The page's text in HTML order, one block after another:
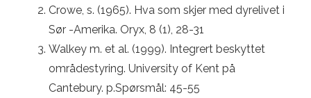
Crowe, s. (1965). Hva som skjer med dyrelivet i
Sør -Amerika. Oryx, 8 (1), 28-31
Walkey m. et al. (1999). Integrert beskyttet
områdestyring. University of Kent på
Cantebury. p.Spørsmål: 45-55